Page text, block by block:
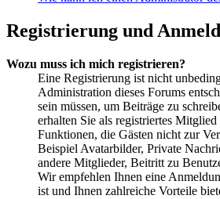
Registrierung und
Wozu muss ich mich registrieren?
Eine Registrierung ist nicht
Administration dieses Forums
sein müssen, um Beiträge zu
erhalten Sie als registriertes
Funktionen, die Gästen nicht zur
Beispiel Avatarbilder, Private
andere Mitglieder, Beitritt zu
Wir empfehlen Ihnen eine
ist und Ihnen zahlreiche Vorteile